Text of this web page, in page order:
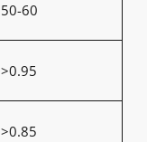
50-60
>0.95
>0.85